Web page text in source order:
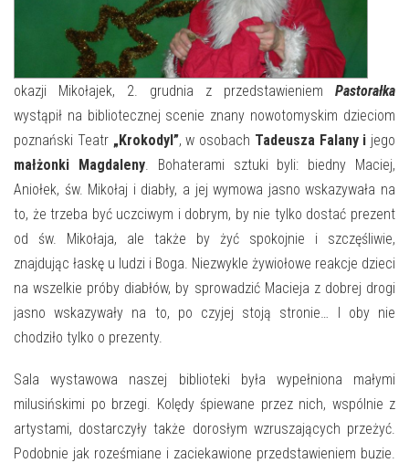
WYDARZENIA BIEŻĄCE
WYDARZYŁO SIĘ
STREFA WIEDZY O REGIONIE
STREFA KOLORU
FORMY STAŁE
NASZE FILIE
POLECANE STRONY
WYDARZENIA KULTURALNE
FOTO
E-INFORMATOR
okazji Mikołajek, 2. grudnia z przedstawieniem Pastorałka
wystąpił na bibliotecznej scenie znany nowotomyskim dzieciom
poznański Teatr „Krokodyl”, w osobach Tadeusza Falany i jego
małżonki Magdaleny. Bohaterami sztuki byli: biedny Maciej,
Aniołek, św. Mikołaj i diabły, a jej wymowa jasno wskazywała na
to, że trzeba być uczciwym i dobrym, by nie tylko dostać prezent
od św. Mikołaja, ale także by żyć spokojnie i szczęśliwie,
znajdując łaskę u ludzi i Boga. Niezwykle żywiołowe reakcje dzieci
na wszelkie próby diabłów, by sprowadzić Macieja z dobrej drogi
jasno wskazywały na to, po czyjej stoją stronie… I oby nie
chodziło tylko o prezenty.
Sala wystawowa naszej biblioteki była wypełniona małymi
milusińskimi po brzegi. Kolędy śpiewane przez nich, wspólnie z
artystami, dostarczyły także dorosłym wzruszających przeżyć.
Podobnie jak roześmiane i zaciekawione przedstawieniem buzie.